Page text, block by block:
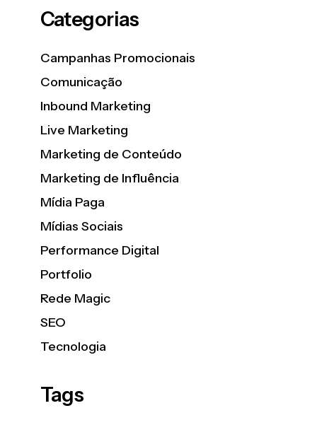
Categorias
Campanhas Promocionais
Comunicação
Inbound Marketing
Live Marketing
Marketing de Conteúdo
Marketing de Influência
Mídia Paga
Mídias Sociais
Performance Digital
Portfolio
Rede Magic
SEO
Tecnologia
Tags